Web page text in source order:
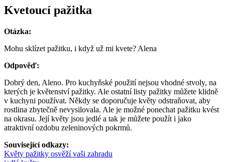
Kvetoucí pažitka
Otázka:
Mohu sklízet pažitku, i když už mi kvete? Alena
Odpověď:
Dobrý den, Aleno. Pro kuchyňské použití nejsou vhodné stvoly, na
kterých je květenství pažitky. Ale ostatní listy pažitky můžete klidně
v kuchyni používat. Někdy se doporučuje květy odstraňovat, aby
rostlina zbytečně nevysilovala. Ale je možné ponechat pažitku kvést
na okrasu. Její květy jsou jedlé a tak je můžete použít i jako
atraktivní ozdobu zeleninových pokrmů.
Související odkazy:
Květy pažitky osvěží vaši zahradu